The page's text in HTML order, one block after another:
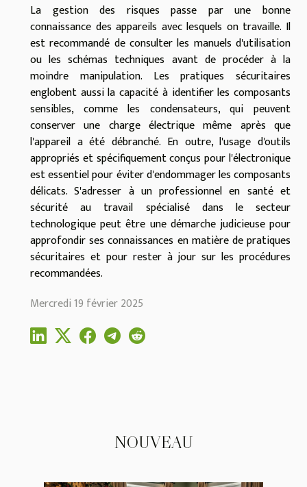
NOUVEAU
La gestion des risques passe par une bonne
connaissance des appareils avec lesquels on travaille. Il
est recommandé de consulter les manuels d'utilisation
ou les schémas techniques avant de procéder à la
moindre manipulation. Les pratiques sécuritaires
englobent aussi la capacité à identifier les composants
sensibles, comme les condensateurs, qui peuvent
conserver une charge électrique même après que
l'appareil a été débranché. En outre, l'usage d'outils
appropriés et spécifiquement conçus pour l'électronique
est essentiel pour éviter d'endommager les composants
délicats. S'adresser à un professionnel en santé et
sécurité au travail spécialisé dans le secteur
technologique peut être une démarche judicieuse pour
approfondir ses connaissances en matière de pratiques
sécuritaires et pour rester à jour sur les procédures
recommandées.
Mercredi 19 février 2025